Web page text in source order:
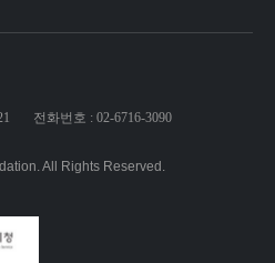
전화번호 : 02-6716-3090
All Rights Reserved.